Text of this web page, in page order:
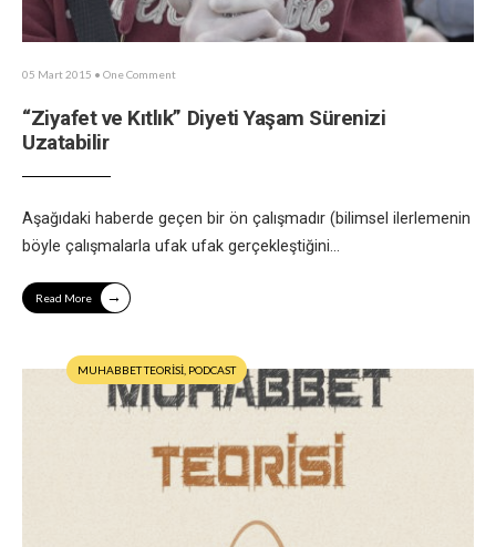
05 Mart 2015 • One Comment
“Ziyafet ve Kıtlık” Diyeti Yaşam Sürenizi
Uzatabilir
Aşağıdaki haberde geçen bir ön çalışmadır (bilimsel ilerlemenin
böyle çalışmalarla ufak ufak gerçekleştiğini...
Read More →
MUHABBET TEORİSİ PODCAST